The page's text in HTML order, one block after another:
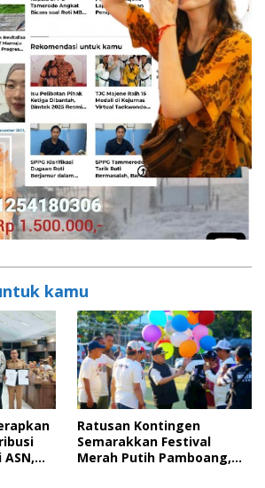
kamu
Ratusan Kontingen
Semarakkan Festival
Merah Putih Pamboang,